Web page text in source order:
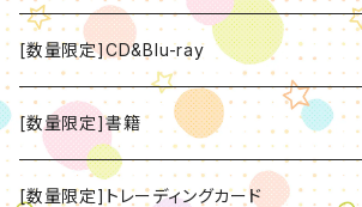
[数量限定]CD&Blu-ray
[数量限定]書籍
[数量限定]トレーディングカード